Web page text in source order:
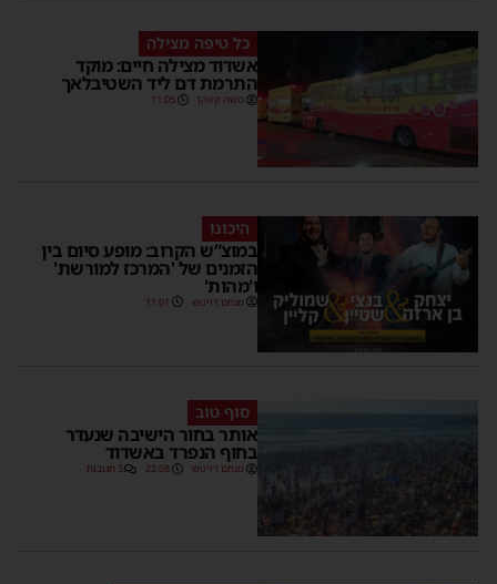
כל טיפה מצילה
אשדוד מצילה חיים: מוקד
התרמת דם ליד השטיבלאך
משה קאהן 11:05
היכונו
במוצ”ש הקרוב: מופע סיום בין
הזמנים של 'המרכז למורשת'
ו'מהות'
מנחם דויטש 11:01
סוף טוב
אותר בחור הישיבה שנעדר
בחוף הנפרד באשדוד
מנחם דויטש 22:08 3 תגובות